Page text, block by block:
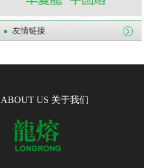
友情链接
ABOUT US 关于我们